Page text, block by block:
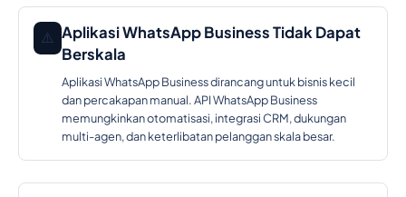
⚠️ Aplikasi WhatsApp Business Tidak Dapat
Berskala
Aplikasi WhatsApp Business dirancang untuk bisnis kecil
dan percakapan manual. API WhatsApp Business
memungkinkan otomatisasi, integrasi CRM, dukungan
multi-agen, dan keterlibatan pelanggan skala besar.